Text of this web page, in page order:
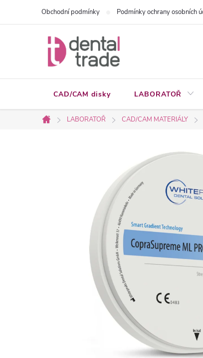
Obchodní podmínky Podmínky ochrany osobních
CAD/CAM disky LABORATOŘ
Domů
LABORATOŘ CAD/CAM MATERIÁLY